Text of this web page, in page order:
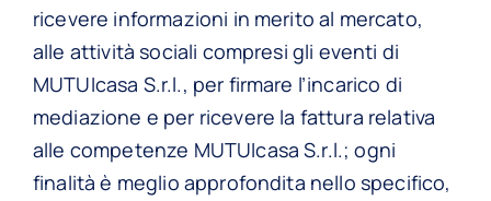
ricevere informazioni in merito al mercato,
alle attività sociali compresi gli eventi di
MUTUIcasa S.r.l., per firmare l’incarico di
mediazione e per ricevere la fattura relativa
alle competenze MUTUIcasa S.r.l.; ogni
finalità è meglio approfondita nello specifico,